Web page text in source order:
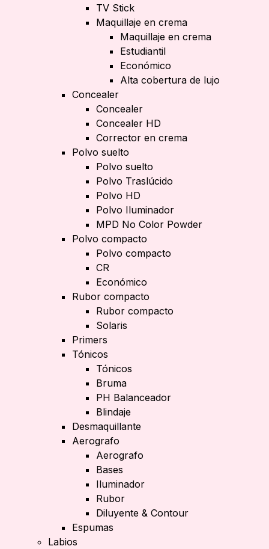
TV Stick
Maquillaje en crema
Maquillaje en crema
Estudiantil
Económico
Alta cobertura de lujo
Concealer
Concealer
Concealer HD
Corrector en crema
Polvo suelto
Polvo suelto
Polvo Traslúcido
Polvo HD
Polvo Iluminador
MPD No Color Powder
Polvo compacto
Polvo compacto
CR
Económico
Rubor compacto
Rubor compacto
Solaris
Primers
Tónicos
Tónicos
Bruma
PH Balanceador
Blindaje
Desmaquillante
Aerografo
Aerografo
Bases
Iluminador
Rubor
Diluyente & Contour
Espumas
Labios